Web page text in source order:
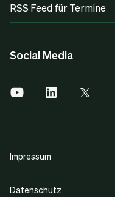
RSS Feed für Termine
Social Media
Impressum
Datenschutz